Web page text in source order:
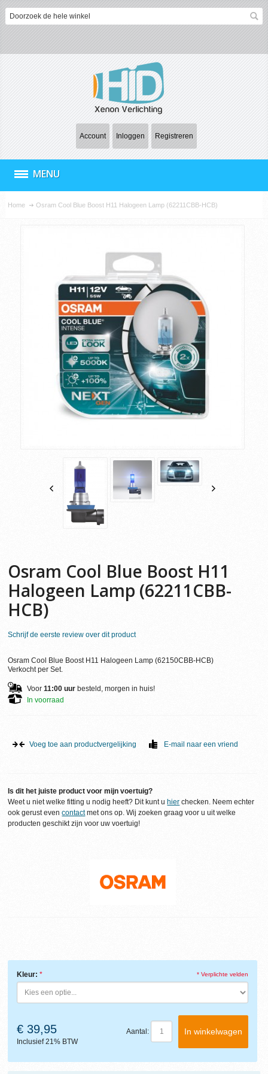
Account Inloggen Registreren
MENU
Home Osram Cool Blue Boost H11 Halogeen Lamp (62211CBB-HCB)
Osram Cool Blue Boost H11
Halogeen Lamp (62211CBB-
HCB)
Schrijf de eerste review over dit product
Osram Cool Blue Boost H11 Halogeen Lamp (62150CBB-HCB)
Verkocht per Set.
Voor11:00 uur besteld, morgen in huis!
In voorraad
Voeg toe aan productvergelijking E-mail naar een vriend
Is dit het juiste product voor mijn voertuig?
Weet u niet welke fitting u nodig heeft? Dit kunt u hier checken. Neem echter
ook gerust evencontactmet ons op. Wij zoeken graag voor u uit welke
producten geschikt zijn voor uw voertuig!
Kleur: * Verplichte velden
€ 39,95
Inclusief 21% BTW
Aantal: In winkelwagen